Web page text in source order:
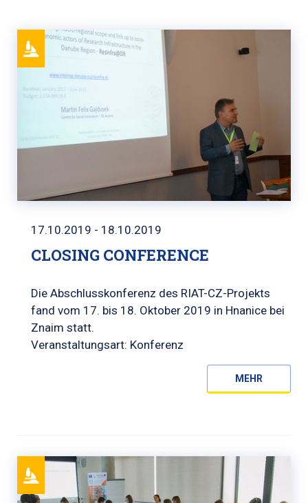
17.10.2019 - 18.10.2019
CLOSING CONFERENCE
Die Abschlusskonferenz des RIAT-CZ-Projekts
fand vom 17. bis 18. Oktober 2019 in Hnanice bei
Znaim statt.
Veranstaltungsart: Konferenz
MEHR